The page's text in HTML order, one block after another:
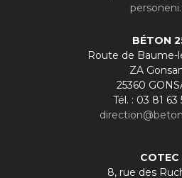
BÉTON
Route de Baume-
ZA
25360
Tél. : 03 81 63
COTEC
8, rue des